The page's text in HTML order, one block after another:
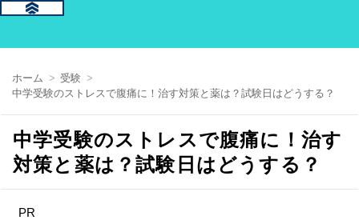
ホーム
受験
中学受験のストレスで腹痛に！治す対策と薬は？試験日はどうする？
中学受験のストレスで腹痛に！治す
対策と薬は？試験日はどうする？
PR